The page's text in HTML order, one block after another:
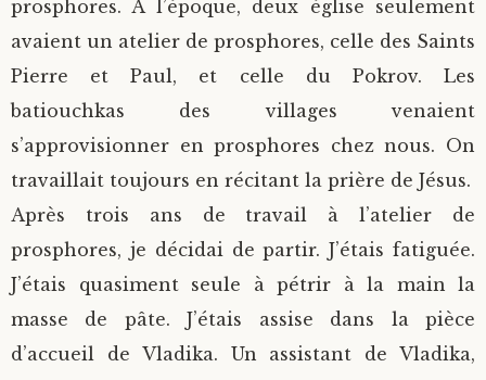
prosphores. A l’époque, deux église seulement
avaient un atelier de prosphores, celle des Saints
Pierre et Paul, et celle du Pokrov. Les
batiouchkas des villages venaient
s’approvisionner en prosphores chez nous. On
travaillait toujours en récitant la prière de Jésus.
Après trois ans de travail à l’atelier de
prosphores, je décidai de partir. J’étais fatiguée.
J’étais quasiment seule à pétrir à la main la
masse de pâte. J’étais assise dans la pièce
d’accueil de Vladika. Un assistant de Vladika,